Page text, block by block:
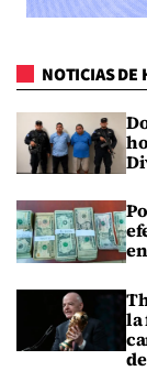
NOTICIAS DE
la